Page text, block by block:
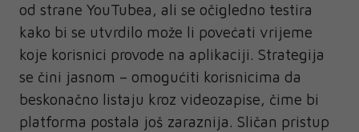
od strane YouTubea, ali se očigledno testira
kako bi se utvrdilo može li povećati vrijeme
koje korisnici provode na aplikaciji. Strategija
se čini jasnom – omogućiti korisnicima da
beskonačno listaju kroz videozapise, čime bi
platforma postala još zaraznija. Sličan pristup